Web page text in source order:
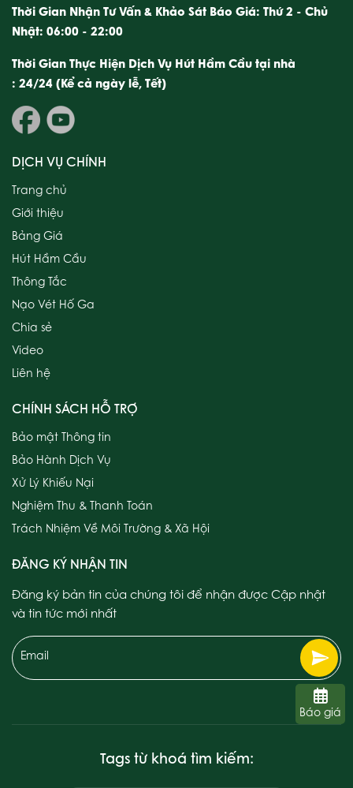
Thời Gian Nhận Tư Vấn & Khảo Sát Báo Giá: Thứ 2 - Chủ
Nhật: 06:00 - 22:00
Thời Gian Thực Hiện Dịch Vụ Hút Hầm Cầu tại nhà
: 24/24 (Kể cả ngày lễ, Tết)
DỊCH VỤ CHÍNH
Trang chủ
Giới thiệu
Bảng Giá
Hút Hầm Cầu
Thông Tắc
Nạo Vét Hố Ga
Chia sẻ
Video
Liên hệ
CHÍNH SÁCH HỖ TRỢ
Bảo mật Thông tin
Bảo Hành Dịch Vụ
Xử Lý Khiếu Nại
Nghiệm Thu & Thanh Toán
Trách Nhiệm Về Môi Trường & Xã Hội
ĐĂNG KÝ NHẬN TIN
Đăng ký bản tin của chúng tôi để nhận được Cập nhật
và tin tức mới nhất
Email
Tags từ khoá tìm kiếm:
Báo giá